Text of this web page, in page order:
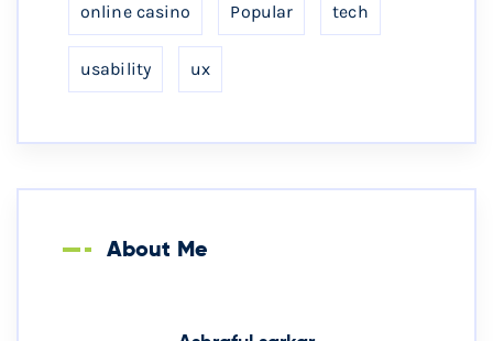
online casino Popular tech
usability ux
About Me